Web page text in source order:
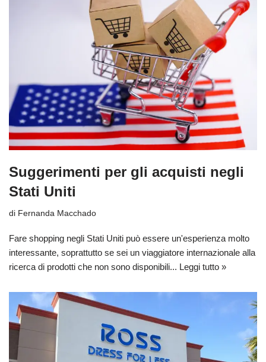
Suggerimenti per gli acquisti negli
Stati Uniti
di Fernanda Macchado
Fare shopping negli Stati Uniti può essere un'esperienza molto
interessante, soprattutto se sei un viaggiatore internazionale alla
ricerca di prodotti che non sono disponibili... Leggi tutto »